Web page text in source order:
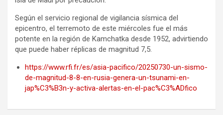
Según el servicio regional de vigilancia sísmica del
epicentro, el terremoto de este miércoles fue el más
potente en la región de Kamchatka desde 1952, advirtiendo
que puede haber réplicas de magnitud 7,5.
https://www.rfi.fr/es/asia-pacifico/20250730-un-sismo-
de-magnitud-8-8-en-rusia-genera-un-tsunami-en-
jap%C3%B3n-y-activa-alertas-en-el-pac%C3%ADfico